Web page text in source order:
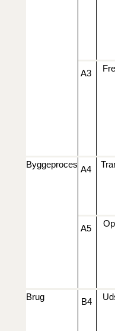
A3
Byggeproces A4
A5
Brug
B4